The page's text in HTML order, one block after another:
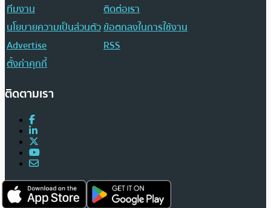
ทีมงาน
ติดต่อเรา
นโยบายความเป็นส่วนตัวข้อตกลงในการใช้งาน
Advertise
RSS
ตั้งค่าคุกกี้
ติดตามเรา